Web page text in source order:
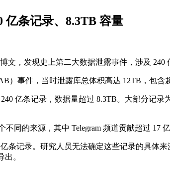
亿条记录、8.3TB 容量
文，发现史上第二大数据泄露事件，涉及 240
）事件，当时泄露库总体积高达 12TB，包含
亿条记录，数据量超过 8.3TB。大部分记
同的来源，其中 Telegram 频道贡献超过 17
条记录。研究人员无法确定这些记录的具
。